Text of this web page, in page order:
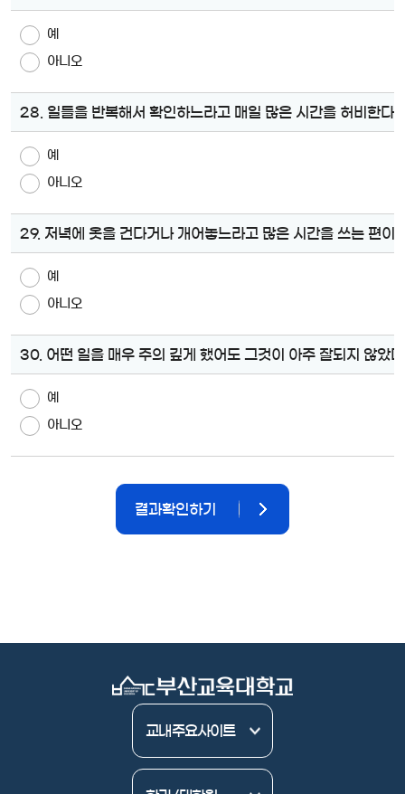
예
아니오
28. 일들을 반복해서 확인하느라고 매일 많은 시간을 허비한다.
예
아니오
29. 저녁에 옷을 건다거나 개어놓느라고 많은 시간을 쓰는 편이
예
아니오
30. 어떤 일을 매우 주의 깊게 했어도 그것이 아주 잘되지 않았
예
아니오
결과확인하기
교내주요사이트
부산교육대학교
윤리교육과